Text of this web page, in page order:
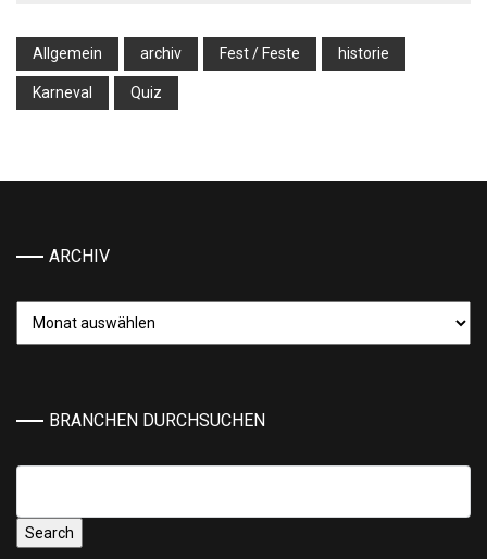
Allgemein archiv Fest / Feste historie
Karneval Quiz
ARCHIV
BRANCHEN DURCHSUCHEN